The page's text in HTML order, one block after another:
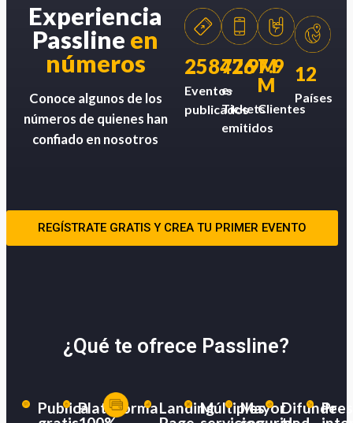
Experiencia
Passline en
números
Conoce algunos de los
números de quienes han
confiado en nosotros
258426
Eventos
publicados
77.9M
e-
Tickets
emitidos
7.9
M
Clientes
12
Países
REGÍSTRATE GRATIS Y CREA TU PRIMER EVENTO
¿Qué te ofrece Passline?
PublicaPlataformaLandingMúltiplesMayorDifunde